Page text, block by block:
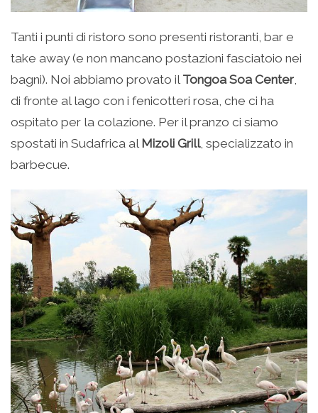
Tanti i punti di ristoro sono presenti ristoranti, bar e
take away (e non mancano postazioni fasciatoio nei
bagni). Noi abbiamo provato il Tongoa Soa Center,
di fronte al lago con i fenicotteri rosa, che ci ha
ospitato per la colazione. Per il pranzo ci siamo
spostati in Sudafrica al Mizoli Grill, specializzato in
barbecue.